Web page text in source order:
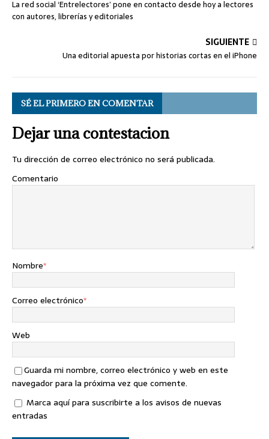
o
k
r I
n
e p
p
g
e
a
m
n t
La red social ‘Entrelectores’ pone en contacto desde hoy a lectores
con autores, librerías y editoriales
SIGUIENTE
Una editorial apuesta por historias cortas en el iPhone
SÉ EL PRIMERO EN COMENTAR
Dejar una contestacion
Tu dirección de correo electrónico no será publicada.
Comentario
Nombre*
Correo electrónico*
Web
Guarda mi nombre, correo electrónico y web en este
navegador para la próxima vez que comente.
Marca aquí para suscribirte a los avisos de nuevas
entradas